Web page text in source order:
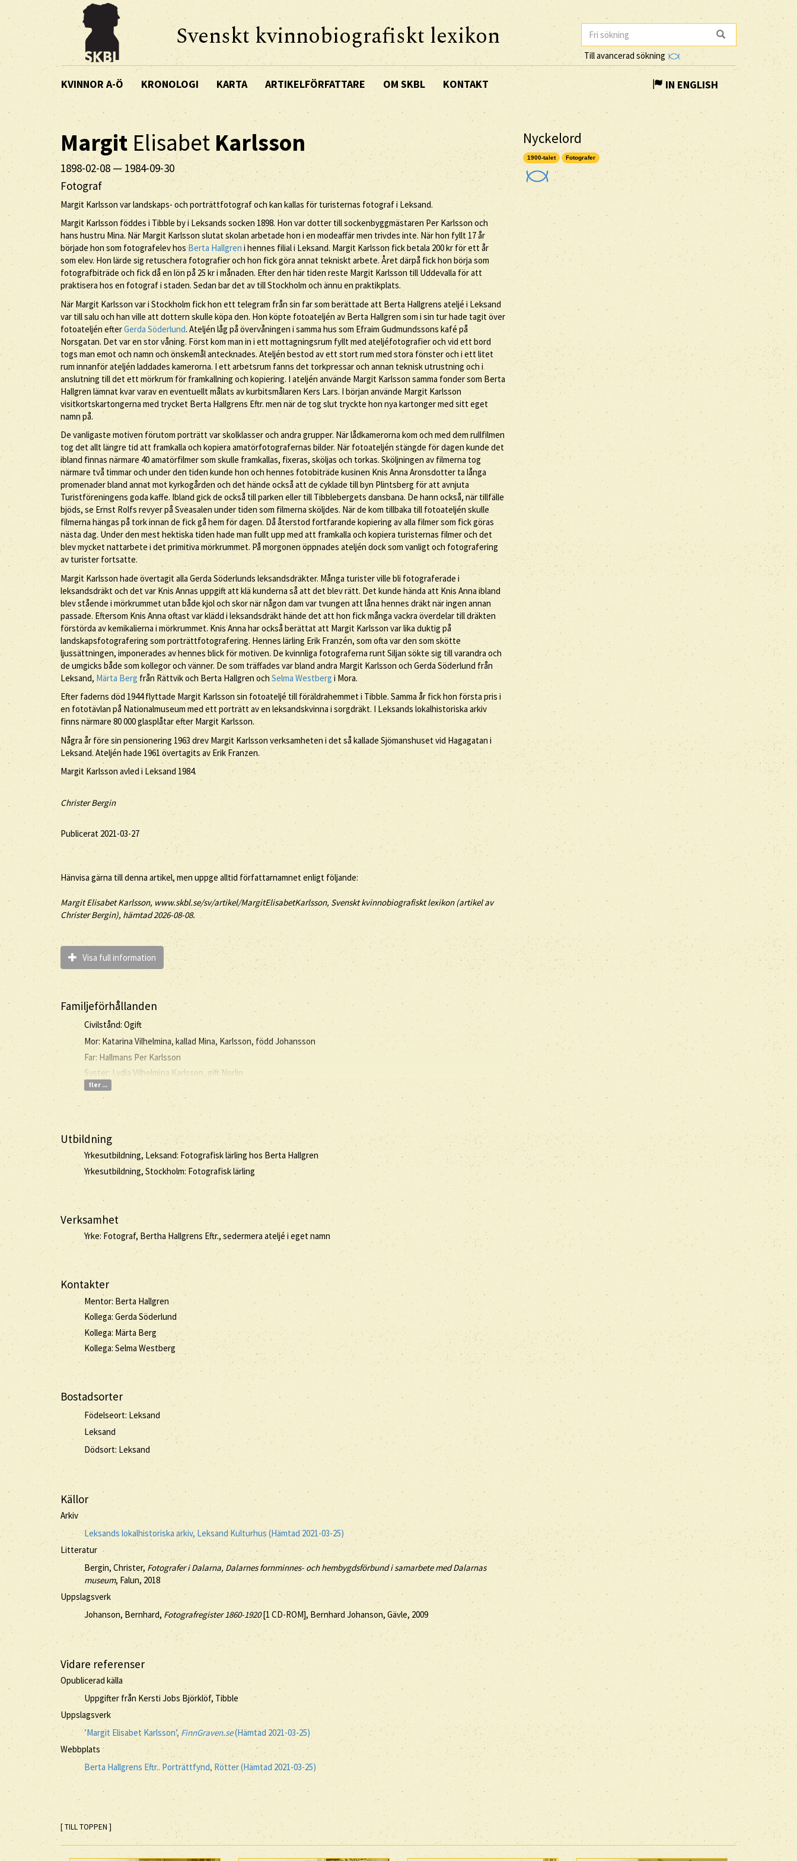
Svenskt kvinnobiografiskt lexikon
Till avancerad sökning
KVINNOR A-Ö KRONOLOGI KARTA ARTIKELFÖRFATTARE OM SKBL KONTAKT IN ENGLISH
MargitElisabet Karlsson
1898-02-08 — 1984-09-30
Fotograf
Margit Karlsson var landskaps- och porträttfotograf och kan kallas för turisternas fotograf i Leksand.
Margit Karlsson föddes i Tibble by i Leksands socken 1898. Hon var dotter till sockenbyggmästaren Per Karlsson och
hans hustru Mina. När Margit Karlsson slutat skolan arbetade hon i en modeaffär men trivdes inte. När hon fyllt 17 år
började hon som fotografelev hosBerta Hallgren i hennes filial i Leksand. Margit Karlsson fick betala 200 kr för ett år
som elev. Hon lärde sig retuschera fotografier och hon fick göra annat tekniskt arbete. Året därpå fick hon börja som
fotografbiträde och fick då en lön på 25 kr i månaden. Efter den här tiden reste Margit Karlsson till Uddevalla för att
praktisera hos en fotograf i staden. Sedan bar det av till Stockholm och ännu en praktikplats.
När Margit Karlsson var i Stockholm fick hon ett telegram från sin far som berättade att Berta Hallgrens ateljé i Leksand
var till salu och han ville att dottern skulle köpa den. Hon köpte fotoateljén av Berta Hallgren som i sin tur hade tagit över
fotoateljén efterGerda Söderlund. Ateljén låg på övervåningen i samma hus som Efraim Gudmundssons kafé på
Norsgatan. Det var en stor våning. Först kom man in i ett mottagningsrum fyllt med ateljéfotografier och vid ett bord
togs man emot och namn och önskemål antecknades. Ateljén bestod av ett stort rum med stora fönster och i ett litet
rum innanför ateljén laddades kamerorna. I ett arbetsrum fanns det torkpressar och annan teknisk utrustning och i
anslutning till det ett mörkrum för framkallning och kopiering. I ateljén använde Margit Karlsson samma fonder som Berta
Hallgren lämnat kvar varav en eventuellt målats av kurbitsmålaren Kers Lars. I början använde Margit Karlsson
visitkortskartongerna med trycket Berta Hallgrens Eftr. men när de tog slut tryckte hon nya kartonger med sitt eget
namn på.
De vanligaste motiven förutom porträtt var skolklasser och andra grupper. När lådkamerorna kom och med dem rullfilmen
tog det allt längre tid att framkalla och kopiera amatörfotografernas bilder. När fotoateljén stängde för dagen kunde det
ibland finnas närmare 40 amatörfilmer som skulle framkallas, fixeras, sköljas och torkas. Sköljningen av filmerna tog
närmare två timmar och under den tiden kunde hon och hennes fotobiträde kusinen Knis Anna Aronsdotter ta långa
promenader bland annat mot kyrkogården och det hände också att de cyklade till byn Plintsberg för att avnjuta
Turistföreningens goda kaffe. Ibland gick de också till parken eller till Tibblebergets dansbana. De hann också, när tillfälle
bjöds, se Ernst Rolfs revyer på Sveasalen under tiden som filmerna sköljdes. När de kom tillbaka till fotoateljén skulle
filmerna hängas på tork innan de fick gå hem för dagen. Då återstod fortfarande kopiering av alla filmer som fick göras
nästa dag. Under den mest hektiska tiden hade man fullt upp med att framkalla och kopiera turisternas filmer och det
blev mycket nattarbete i det primitiva mörkrummet. På morgonen öppnades ateljén dock som vanligt och fotografering
av turister fortsatte.
Margit Karlsson hade övertagit alla Gerda Söderlunds leksandsdräkter. Många turister ville bli fotograferade i
leksandsdräkt och det var Knis Annas uppgift att klä kunderna så att det blev rätt. Det kunde hända att Knis Anna ibland
blev stående i mörkrummet utan både kjol och skor när någon dam var tvungen att låna hennes dräkt när ingen annan
passade. Eftersom Knis Anna oftast var klädd i leksandsdräkt hände det att hon fick många vackra överdelar till dräkten
förstörda av kemikalierna i mörkrummet. Knis Anna har också berättat att Margit Karlsson var lika duktig på
landskapsfotografering som porträttfotografering. Hennes lärling Erik Franzén, som ofta var den som skötte
ljussättningen, imponerades av hennes blick för motiven. De kvinnliga fotograferna runt Siljan sökte sig till varandra och
de umgicks både som kollegor och vänner. De som träffades var bland andra Margit Karlsson och Gerda Söderlund från
Leksand, Märta Berg från Rättvik och Berta Hallgren och Selma Westbergi Mora.
Efter faderns död 1944 flyttade Margit Karlsson sin fotoateljé till föräldrahemmet i Tibble. Samma år fick hon första pris i
en fototävlan på Nationalmuseum med ett porträtt av en leksandskvinna i sorgdräkt. I Leksands lokalhistoriska arkiv
finns närmare 80 000 glasplåtar efter Margit Karlsson.
Några år före sin pensionering 1963 drev Margit Karlsson verksamheten i det så kallade Sjömanshuset vid Hagagatan i
Leksand. Ateljén hade 1961 övertagits av Erik Franzen.
Margit Karlsson avled i Leksand 1984.
Christer Bergin
Publicerat 2021-03-27
Hänvisa gärna till denna artikel, men uppge alltid författarnamnet enligt följande:
MargitElisabetKarlsson, www.skbl.se/sv/artikel/MargitElisabetKarlsson, Svenskt kvinnobiografiskt lexikon (artikel av
Christer Bergin), hämtad 2026-08-08.
Visa full information
Familjeförhållanden
Civilstånd: Ogift
Mor: Katarina Vilhelmina, kallad Mina, Karlsson, född Johansson
Far: Hallmans Per Karlsson
Syster: Lydia Vilhelmina Karlsson, gift Norlin
fler ...
Utbildning
Yrkesutbildning, Leksand: Fotografisk lärling hos Berta Hallgren
Yrkesutbildning, Stockholm: Fotografisk lärling
Verksamhet
Yrke: Fotograf, Bertha Hallgrens Eftr., sedermera ateljé i eget namn
Kontakter
Mentor: Berta Hallgren
Kollega: Gerda Söderlund
Kollega: Märta Berg
Kollega: Selma Westberg
Bostadsorter
Födelseort: Leksand
Leksand
Dödsort: Leksand
Källor
Arkiv
Leksands lokalhistoriska arkiv, Leksand Kulturhus (Hämtad 2021-03-25)
Litteratur
Bergin, Christer, Fotografer i Dalarna, Dalarnes fornminnes- och hembygdsförbund i samarbete med Dalarnas
museum, Falun, 2018
Uppslagsverk
Johanson, Bernhard, Fotografregister 1860-1920[1 CD-ROM], Bernhard Johanson, Gävle, 2009
Vidare referenser
Opublicerad källa
Uppgifter från Kersti Jobs Björklöf, Tibble
Uppslagsverk
’Margit Elisabet Karlsson’, FinnGraven.se(Hämtad 2021-03-25)
Webbplats
Berta Hallgrens Eftr.. Porträttfynd, Rötter (Hämtad 2021-03-25)
[ TILL TOPPEN ]
Nyckelord
1900-talet Fotografer